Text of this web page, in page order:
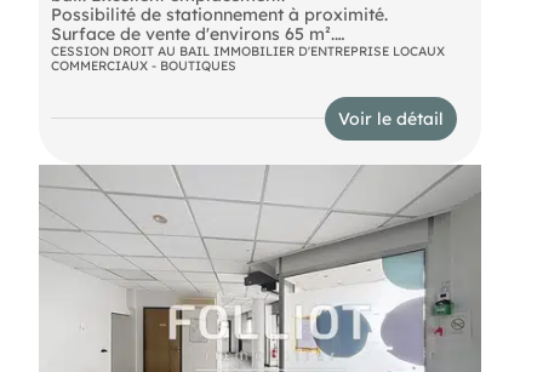
Possibilité de stationnement à proximité.
Surface de vente d'environs 65 m².
Grandes réserves.
Possibilité toutes activités sauf boucherie,
salle de jeux ou commerces bruyants ou
Prix net vendeur de 70 000 euros + 7 % TTC (5,83
% HT) d'honoraires agence à la charge de
l'acquéreur.
Les informations sur les risques auxquels ce bien
est exposé sont disponibles sur le site Géorisques :
georisques.gouv.fr.
CESSION DROIT AU BAIL IMMOBILIER D'ENTREPRISE LOCAUX
COMMERCIAUX - BOUTIQUES
Voir le détail